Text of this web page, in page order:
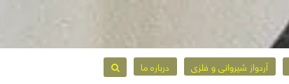
آردواز شیروانی و فلزی درباره ما